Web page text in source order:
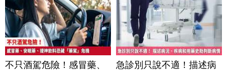
不只酒駕危險！感冒藥、
急診別只說不適！描述病